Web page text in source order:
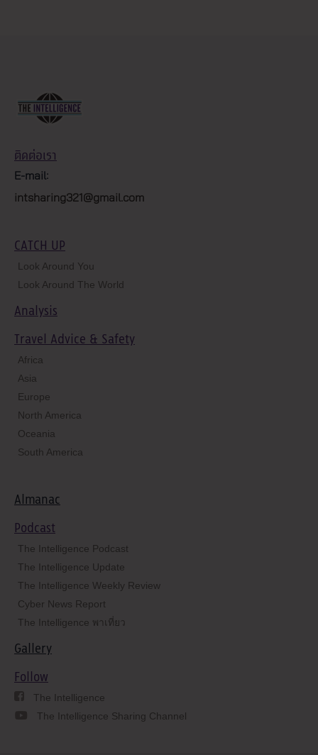
ติดต่อเรา
E-mail:
intsharing321@gmail.com
CATCH UP
Look Around You
Look Around The World
Analysis
Travel Advice & Safety
Africa
Asia
Europe
North America
Oceania
South America
Almanac
Podcast
The Intelligence Podcast
The Intelligence Update
The Intelligence Weekly Review
Cyber News Report
The Intelligence พาเที่ยว
Gallery
Follow
The Intelligence
The Intelligence Sharing Channel